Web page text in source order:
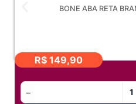
BONE ABA RETA
R$ 149,90
−